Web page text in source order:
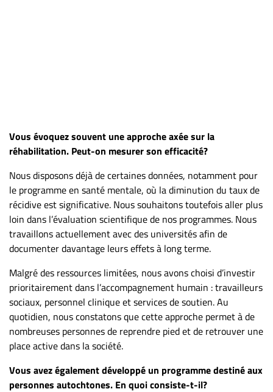
Vous évoquez souvent une approche axée sur la
réhabilitation. Peut-on mesurer son efficacité?
Nous disposons déjà de certaines données, notamment pour
le programme en santé mentale, où la diminution du taux de
récidive est significative. Nous souhaitons toutefois aller plus
loin dans l’évaluation scientifique de nos programmes. Nous
travaillons actuellement avec des universités afin de
documenter davantage leurs effets à long terme.
Malgré des ressources limitées, nous avons choisi d’investir
prioritairement dans l’accompagnement humain : travailleurs
sociaux, personnel clinique et services de soutien. Au
quotidien, nous constatons que cette approche permet à de
nombreuses personnes de reprendre pied et de retrouver une
place active dans la société.
Vous avez également développé un programme destiné aux
personnes autochtones. En quoi consiste-t-il?